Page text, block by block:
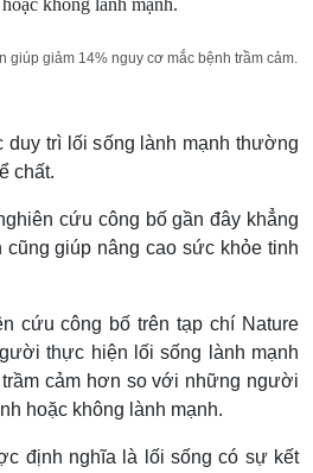
giúp giảm 14% nguy cơ mắc bệnh trầm cảm.
duy trì lối sống lành mạnh thường
chất.
cứu công bố gần đây khẳng
giúp nâng cao sức khỏe tinh
cứu công bố trên tạp chí Nature
thực hiện lối sống lành mạnh
cảm hơn so với những người
hoặc không lành mạnh.
định nghĩa là lối sống có sự kết